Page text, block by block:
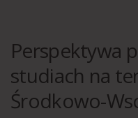
Perspektywa
studiach na
Środkowo-